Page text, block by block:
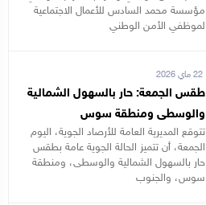
مؤسسة محمد السادس للأعمال الاجتماعية
لموظفي الأمن الوطني
22 ماي 2026
طقس الجمعة: حار بالسهول الشمالية
والوسطى ومنطقة سوس
تتوقع المديرية العامة للأرصاد الجوية، اليوم
الجمعة، أن تتميز الحالة الجوية عامة بطقس
حار بالسهول الشمالية والوسطى، ومنطقة
سوس، والجنوب